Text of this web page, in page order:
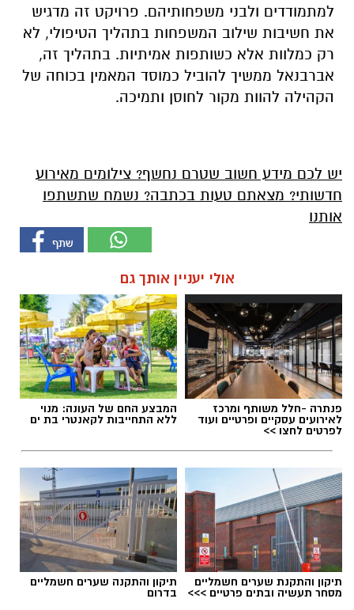
למתמודדים ולבני משפחותיהם. פרויקט זה מדגיש
את חשיבות שילוב המשפחות בתהליך הטיפולי, לא
רק כמלוות אלא כשותפות אמיתיות. בתהליך זה,
אברבנאל ממשיך להוביל כמוסד המאמין בכוחה של
הקהילה להוות מקור לחוסן ותמיכה.
יש לכם מידע חשוב שטרם נחשף? צילומים מאירוע
חדשותי? מצאתם טעות בכתבה? נשמח שתשתפו
אותנו
אולי יעניין אותך גם
פנתרה -חלל משותף ומרכז
לאירועים עסקיים ופרטיים ועוד
לפרטים לחצו >>
המבצע החם של העונה: מנוי
ללא התחייבות לקאנטרי בת ים
תיקון והתקנת שערים חשמליים
מסחר תעשיה ובתים פרטיים >>>
תיקון והתקנה שערים חשמליים
בדרום